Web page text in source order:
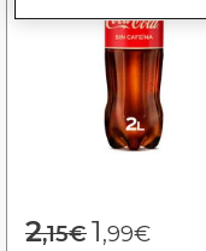
Price
2,15€to
1,99€